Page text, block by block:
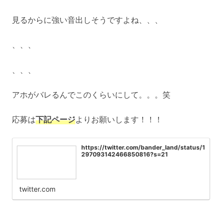
見るからに強い音出しそうですよね、、、
、、、
アホがバレるんでこのくらいにして。。。笑
応募は下記ページよりお願いします！！！
https://twitter.com/bander_land/status/1
297093142466850816?s=21
twitter.com